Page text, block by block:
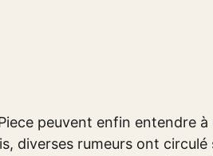
peuvent enfin entendre
diverses rumeurs ont